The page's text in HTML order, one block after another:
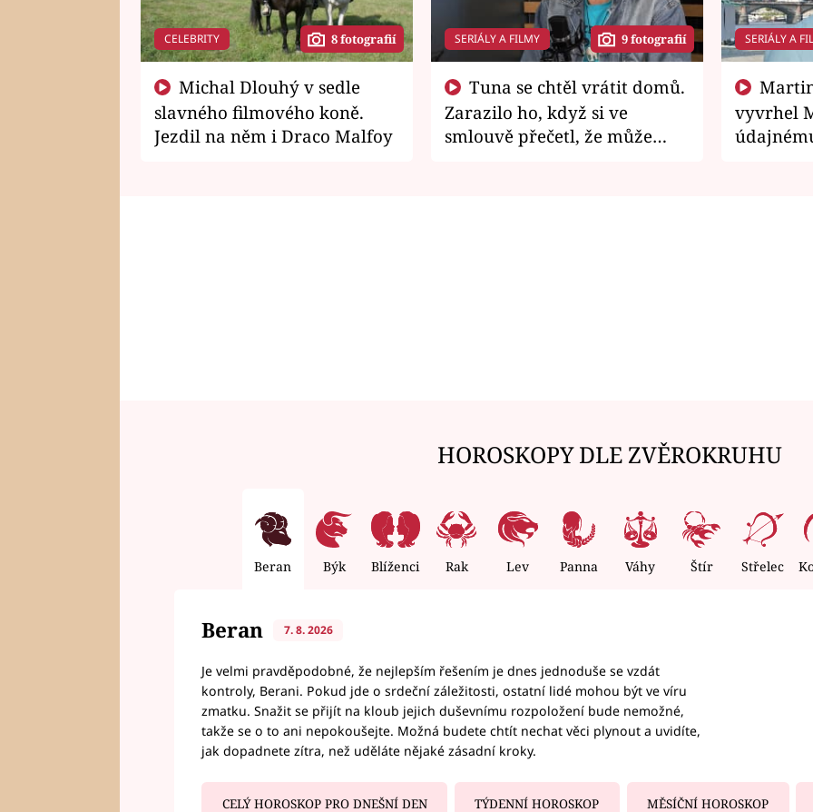
CELEBRITY 8 fotografií
slavného filmového koně.
Jezdil na něm i Draco Malfoy
SERIÁLY A FILMY 9 fotografií
Zarazilo ho, když si ve
smlouvě přečetl, že může
SERIÁLY A
vyvrhel
HOROSKOPY DLE ZVĚROKRUHU
Beran Býk Blíženci Rak Lev Panna Váhy Štír Střelec
Beran 7. 8. 2026
Je velmi pravděpodobné, že nejlepším řešením je dnes jednoduše se vzdát
kontroly, Berani. Pokud jde o srdeční záležitosti, ostatní lidé mohou být ve víru
zmatku. Snažit se přijít na kloub jejich duševnímu rozpoložení bude nemožné,
takže se o to ani nepokoušejte. Možná budete chtít nechat věci plynout a uvidíte,
jak dopadnete zítra, než uděláte nějaké zásadní kroky.
CELÝ HOROSKOP PRO DNEŠNÍ DEN TÝDENNÍ HOROSKOP MĚSÍČNÍ HOROSKOP